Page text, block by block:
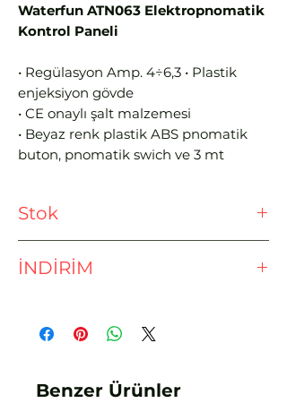
Waterfun ATN063 Elektropnomatik
Kontrol Paneli
• Regülasyon Amp. 4÷6,3 • Plastik
enjeksiyon gövde
• CE onaylı şalt malzemesi
• Beyaz renk plastik ABS pnomatik
buton, pnomatik swich ve 3 mt
• Sipariş verirken pompa gücünüzü
bildirmeyi unutmayınız
Stok
lütfen stok sorunuz.
İNDİRİM
Benzer Ürünler